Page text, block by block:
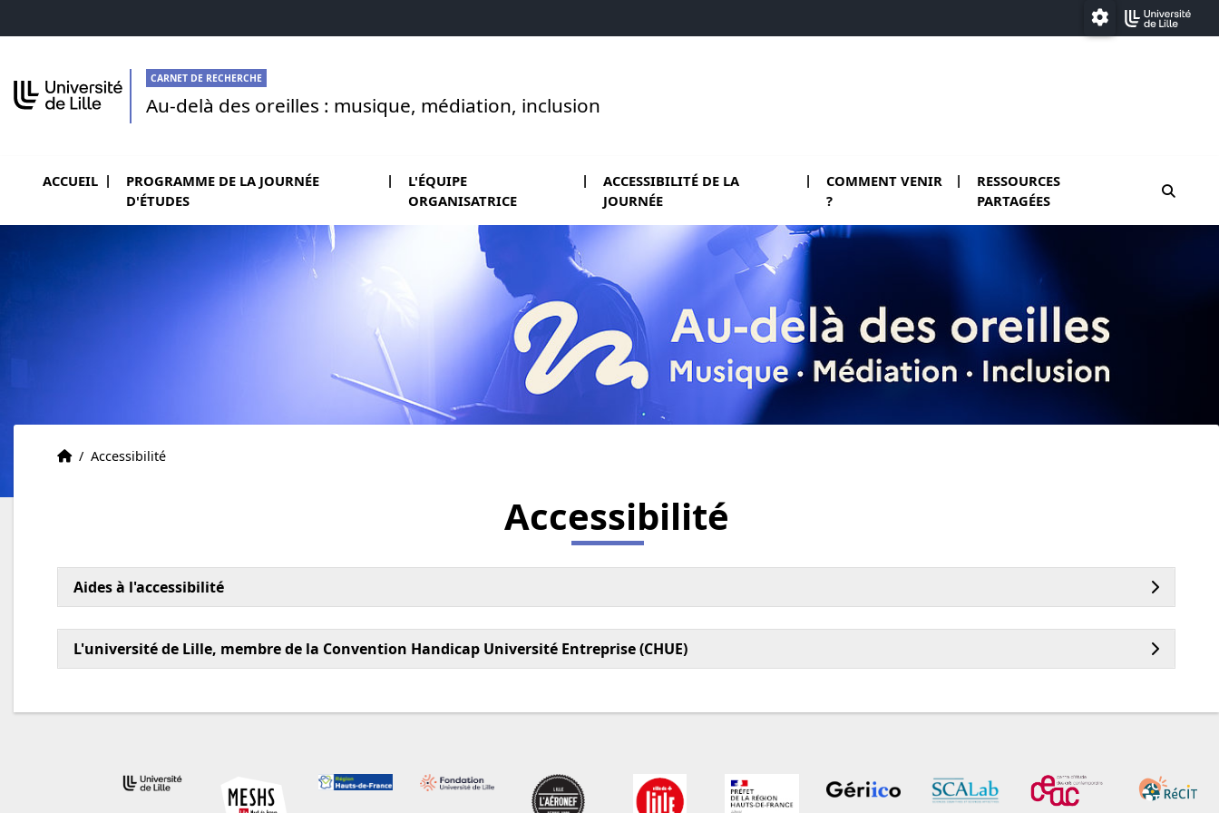
Paramétrage
CARNET DE RECHERCHE
Au-delà des oreilles : musique, médiation, inclusion
ACCUEIL
PROGRAMME DE LA JOURNÉE
D'ÉTUDES
L'ÉQUIPE
ORGANISATRICE
ACCESSIBILITÉ DE LA
JOURNÉE
COMMENT VENIR
?
RESSOURCES
PARTAGÉES
Accueil
Accueil
/ Accessibilité
Accessibilité
Aides à l'accessibilité
L'université de Lille, membre de la Convention Handicap Université Entreprise (CHUE)